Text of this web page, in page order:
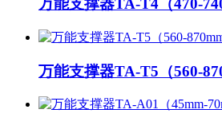
万能支撑器TA-T4（470-
万能支撑器TA-T5（560-